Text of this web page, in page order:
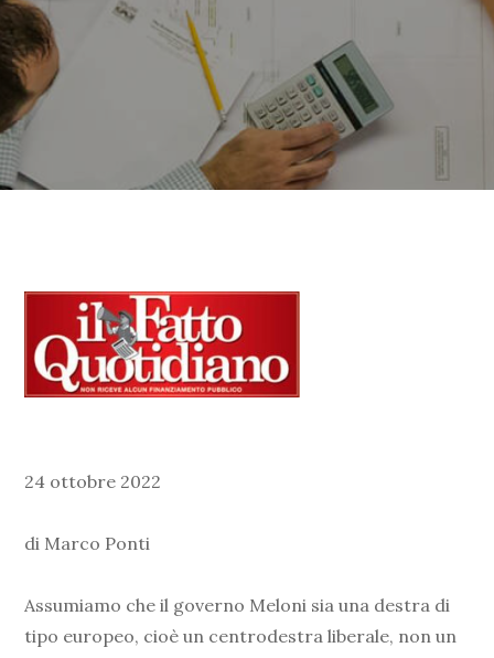
24 ottobre 2022
di Marco Ponti
Assumiamo che il governo Meloni sia una destra di
tipo europeo, cioè un centrodestra liberale, non un